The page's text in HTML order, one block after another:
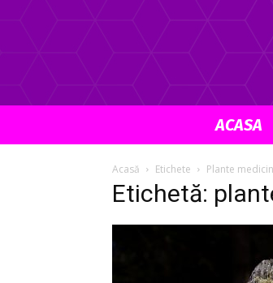
ACASA
Acasă Etichete Plante
Etichetă: